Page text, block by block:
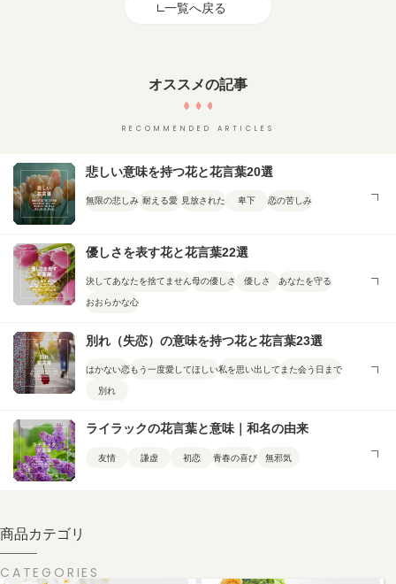
一覧へ戻る
オススメの記事
RECOMMENDED ARTICLES
悲しい意味を持つ花と花言葉20選
無限の悲しみ 耐える愛 見放された 卑下 恋の苦しみ
優しさを表す花と花言葉22選
決してあなたを捨てません 母の優しさ 優しさ あなたを守る
おおらかな心
別れ（失恋）の意味を持つ花と花言葉23選
はかない恋もう一度愛してほしい私を思い出して また会う日まで
別れ
ライラックの花言葉と意味｜和名の由来
友情 謙虚 初恋 青春の喜び 無邪気
商品カテゴリ
CATEGORIES